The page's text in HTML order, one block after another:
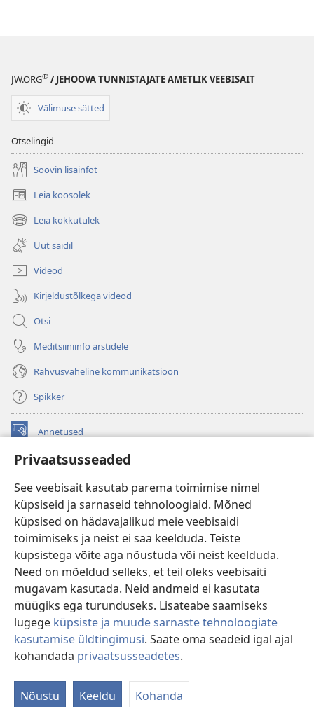
Privaatsusseaded
See veebisait kasutab parema toimimise nimel
küpsiseid ja sarnaseid tehnoloogiaid. Mõned
küpsised on hädavajalikud meie veebisaidi
toimimiseks ja neist ei saa keelduda. Teiste
küpsistega võite aga nõustuda või neist keelduda.
Need on mõeldud selleks, et teil oleks veebisaiti
mugavam kasutada. Neid andmeid ei kasutata
müügiks ega turunduseks. Lisateabe saamiseks
lugege küpsiste ja muude sarnaste tehnoloogiate
kasutamise üldtingimusi. Saate oma seadeid igal ajal
kohandada privaatsusseadetes.
Nõustu Keeldu Kohanda
JW.ORG® / JEHOOVA TUNNISTAJATE AMETLIK VEEBISAIT
Välimuse sätted
Otselingid
Soovin lisainfot
Leia koosolek
(avab
uue
akna)
Leia kokkutulek
(avab
uue
akna)
Uut saidil
Videod
Kirjeldustõlkega videod
Otsi
Meditsiiniinfo arstidele
Rahvusvaheline kommunikatsioon
Spikker
Annetused
(avab
akna)
uue
akna) JW Hub
(avab
uue
akna) JW Library
Watchtower Library
Copyright© 2026 Watch Tower Bible and Tract Society of Pennsylvania.
KASUTUSTINGIMUSED
ANDMEKAITSETINGIMUSED
PRIVAATSUSSEADED